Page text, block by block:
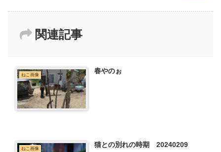
関連記事
ねこ画像 春やのぉ
ねこ画像 猫との別れの時期 20240209